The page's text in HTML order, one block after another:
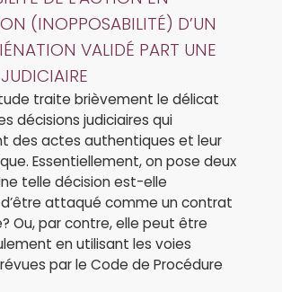
(INOPPOSABILITÉ) D’UN
VALIDÉ PART UNE
traite brièvement le délicat
décisions judiciaires qui
des actes authentiques et leur
Essentiellement, on pose deux
telle décision est-elle
attaqué comme un contrat
Ou, par contre, elle peut être
en utilisant les voies
par le Code de Procédure